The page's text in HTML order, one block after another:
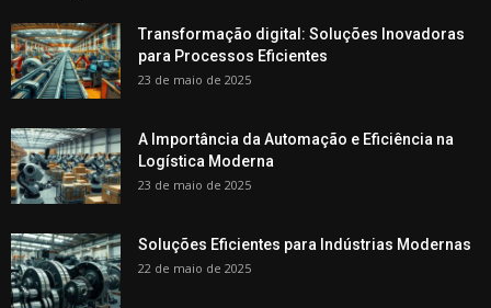
Transformação digital: Soluções Inovadoras
para Processos Eficientes
23 de maio de 2025
A Importância da Automação e Eficiência na
Logística Moderna
23 de maio de 2025
Soluções Eficientes para Indústrias Modernas
22 de maio de 2025